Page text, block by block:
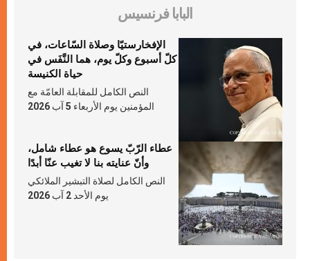
البابا فرنسيس
الإفخارستيّا وصلاة السّاعات، في
كلّ أسبوع وكلّ يوم، هما النَّفَس في
حياة الكنيسة
النص الكامل للمقابلة العامّة مع
المؤمنين يوم الأربعاء 5 آب 2026
عطاء الرّبّ يسوع هو عطاء شامل،
وأنّ عنايته بنا لا تغيب عنّا أبدًا
النص الكامل لصلاة التبشير الملائكي
يوم الأحد 2 آب 2026